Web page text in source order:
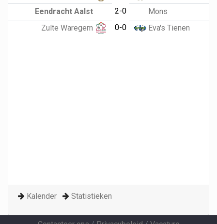
Eendracht Aalst
2-0
Mons
Zulte Waregem
0-0 Eva's Tienen
Kalender Statistieken